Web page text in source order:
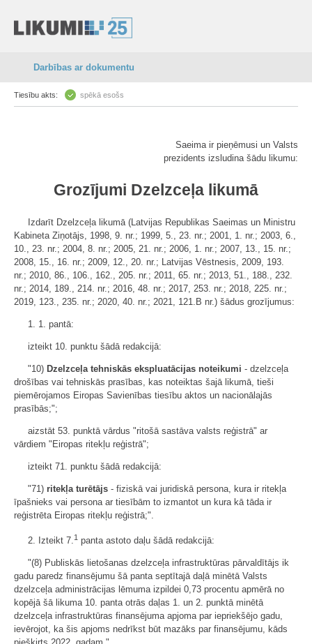
Darbības ar dokumentu
Tiesību akts: spēkā esošs
Saeima ir pieņēmusi un Valsts
prezidents izsludina šādu likumu:
Grozījumi Dzelzceļa likumā
Izdarīt Dzelzceļa likumā (Latvijas Republikas Saeimas un Ministru
Kabineta Ziņotājs, 1998, 9. nr.; 1999, 5., 23. nr.; 2001, 1. nr.; 2003, 6.,
10., 23. nr.; 2004, 8. nr.; 2005, 21. nr.; 2006, 1. nr.; 2007, 13., 15. nr.;
2008, 15., 16. nr.; 2009, 12., 20. nr.; Latvijas Vēstnesis, 2009, 193.
nr.; 2010, 86., 106., 162., 205. nr.; 2011, 65. nr.; 2013, 51., 188., 232.
nr.; 2014, 189., 214. nr.; 2016, 48. nr.; 2017, 253. nr.; 2018, 225. nr.;
2019, 123., 235. nr.; 2020, 40. nr.; 2021, 121.B nr.) šādus grozījumus:
1. 1. pantā:
izteikt 10. punktu šādā redakcijā:
"10) Dzelzceļa tehniskās ekspluatācijas noteikumi - dzelzceļa
drošības vai tehniskās prasības, kas noteiktas šajā likumā, tieši
piemērojamos Eiropas Savienības tiesību aktos un nacionālajās
prasībās;";
aizstāt 53. punktā vārdus "ritošā sastāva valsts reģistrā" ar
vārdiem "Eiropas ritekļu reģistrā";
izteikt 71. punktu šādā redakcijā:
"71) ritekļa turētājs - fiziskā vai juridiskā persona, kura ir ritekļa
īpašnieks vai persona ar tiesībām to izmantot un kura kā tāda ir
reģistrēta Eiropas ritekļu reģistrā;".
2. Izteikt 7.1 panta astoto daļu šādā redakcijā:
"(8) Publiskās lietošanas dzelzceļa infrastruktūras pārvaldītājs ik
gadu paredz finansējumu šā panta septītajā daļā minētā Valsts
dzelzceļa administrācijas lēmuma izpildei 0,73 procentu apmērā no
kopējā šā likuma 10. panta otrās daļas 1. un 2. punktā minētā
dzelzceļa infrastruktūras finansējuma apjoma par iepriekšējo gadu,
ievērojot, ka šis apjoms nedrīkst būt mazāks par finansējumu, kāds